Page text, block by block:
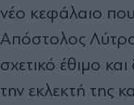
νέο κεφάλαιο
Απόστολος
σχετικό έθιμο
την εκλεκτή της